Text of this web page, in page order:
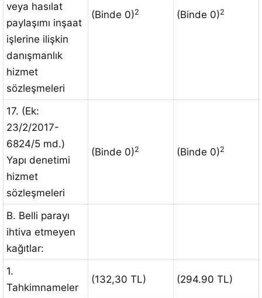
veya hasılat
paylaşımı inşaat
işlerine ilişkin
danışmanlık
hizmet
sözleşmeleri
(Binde 0)2 (Binde 0)2
17. (Ek:
23/2/2017-
6824/5 md.)
Yapı denetimi
hizmet
sözleşmeleri
(Binde 0)2 (Binde 0)2
B. Belli parayı
ihtiva etmeyen
kağıtlar:
1.
Tahkimnameler
(132,30 TL) (294.90 TL)